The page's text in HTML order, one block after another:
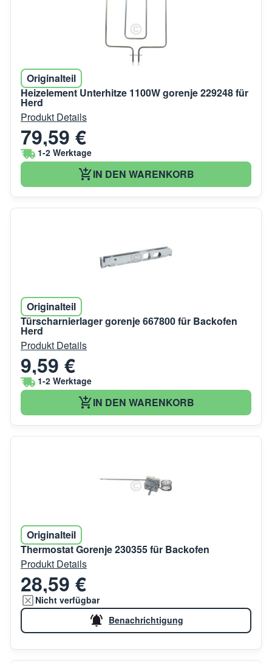
Originalteil
Heizelement Unterhitze 1100W gorenje 229248 für
Herd
Produkt Details
79,59 €
1-2 Werktage
IN DEN WARENKORB
Originalteil
Türscharnierlager gorenje 667800 für Backofen
Herd
Produkt Details
9,59 €
1-2 Werktage
IN DEN WARENKORB
Originalteil
Thermostat Gorenje 230355 für Backofen
Produkt Details
28,59 €
Nicht verfügbar
Benachrichtigung